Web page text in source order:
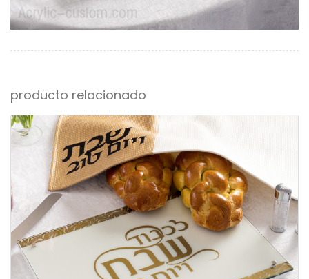
producto relacionado